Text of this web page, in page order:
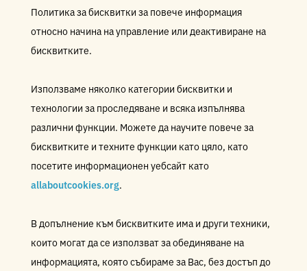
Политика за бисквитки за повече информация
относно начина на управление или деактивиране на
бисквитките.
Използваме няколко категории бисквитки и
технологии за проследяване и всяка изпълнява
различни функции. Можете да научите повече за
бисквитките и техните функции като цяло, като
посетите информационен уебсайт като
allaboutcookies.org.
В допълнение към бисквитките има и други техники,
които могат да се използват за обединяване на
информацията, която събираме за Вас, без достъп до